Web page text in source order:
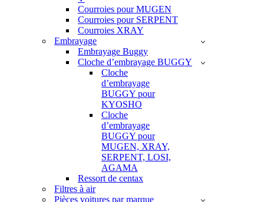
Courroies pour MUGEN
Courroies pour SERPENT
Courroies XRAY
Embrayage
Embrayage Buggy
Cloche d’embrayage BUGGY
Cloche
d’embrayage
BUGGY pour
KYOSHO
Cloche
d’embrayage
BUGGY pour
MUGEN, XRAY,
SERPENT, LOSI,
AGAMA
Ressort de centax
Filtres à air
Pièces voitures par marque